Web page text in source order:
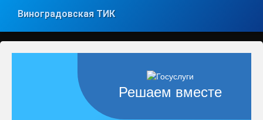
Виноградовская ТИК
Решаем вместе